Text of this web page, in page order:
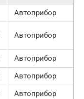
Автоприбор
Автоприбор
Автоприбор
Автоприбор
Автоприбор